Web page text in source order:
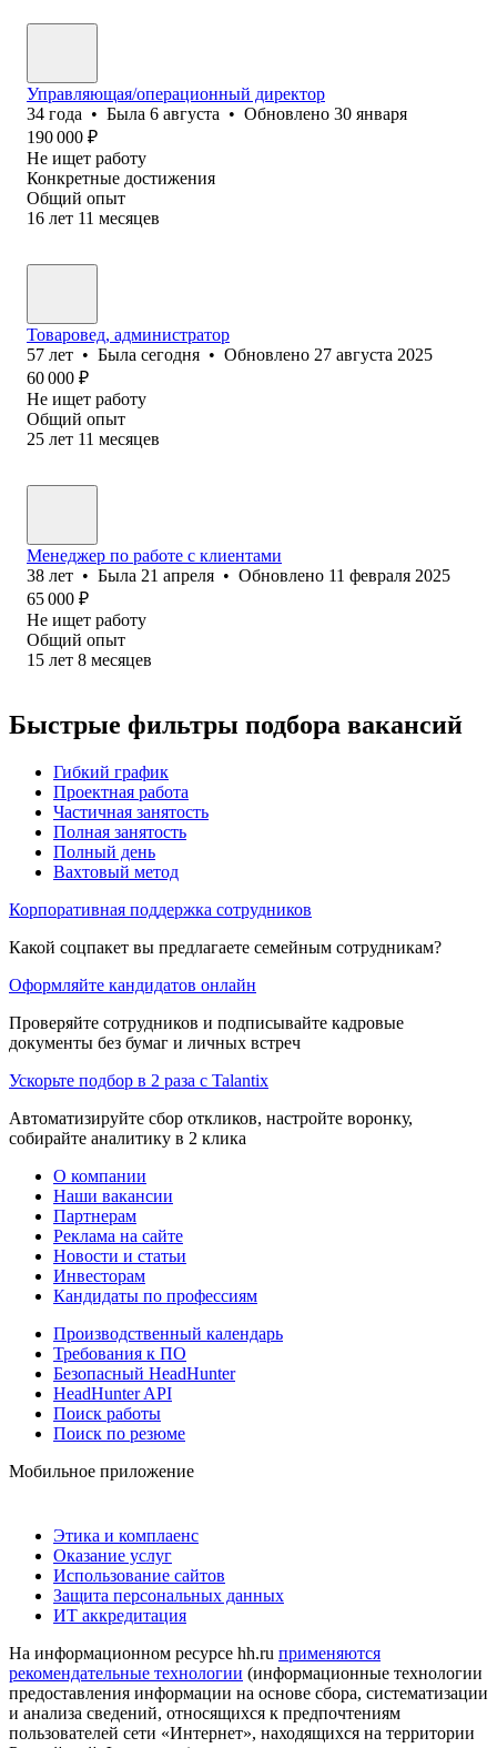
Управляющая/операционный директор
34 года • Была 6 августа • Обновлено 30 января
190 000 ₽
Не ищет работу
Конкретные достижения
Общий опыт
16 лет 11 месяцев
Товаровед, администратор
57 лет • Была сегодня • Обновлено 27 августа 2025
60 000 ₽
Не ищет работу
Общий опыт
25 лет 11 месяцев
Менеджер по работе с клиентами
38 лет • Была 21 апреля • Обновлено 11 февраля 2025
65 000 ₽
Не ищет работу
Общий опыт
15 лет 8 месяцев
Быстрые фильтры подбора вакансий
Гибкий график
Проектная работа
Частичная занятость
Полная занятость
Полный день
Вахтовый метод
Корпоративная поддержка сотрудников
Какой соцпакет вы предлагаете семейным сотрудникам?
Оформляйте кандидатов онлайн
Проверяйте сотрудников и подписывайте кадровые
документы без бумаг и личных встреч
Ускорьте подбор в 2 раза с Talantix
Автоматизируйте сбор откликов, настройте воронку,
собирайте аналитику в 2 клика
О компании
Наши вакансии
Партнерам
Реклама на сайте
Новости и статьи
Инвесторам
Кандидаты по профессиям
Производственный календарь
Требования к ПО
Безопасный HeadHunter
HeadHunter API
Поиск работы
Поиск по резюме
Мобильное приложение
Этика и комплаенс
Оказание услуг
Использование сайтов
Защита персональных данных
ИТ аккредитация
На информационном ресурсе hh.ru применяются
рекомендательные технологии (информационные технологии
предоставления информации на основе сбора, систематизации
и анализа сведений, относящихся к предпочтениям
пользователей сети «Интернет», находящихся на территории